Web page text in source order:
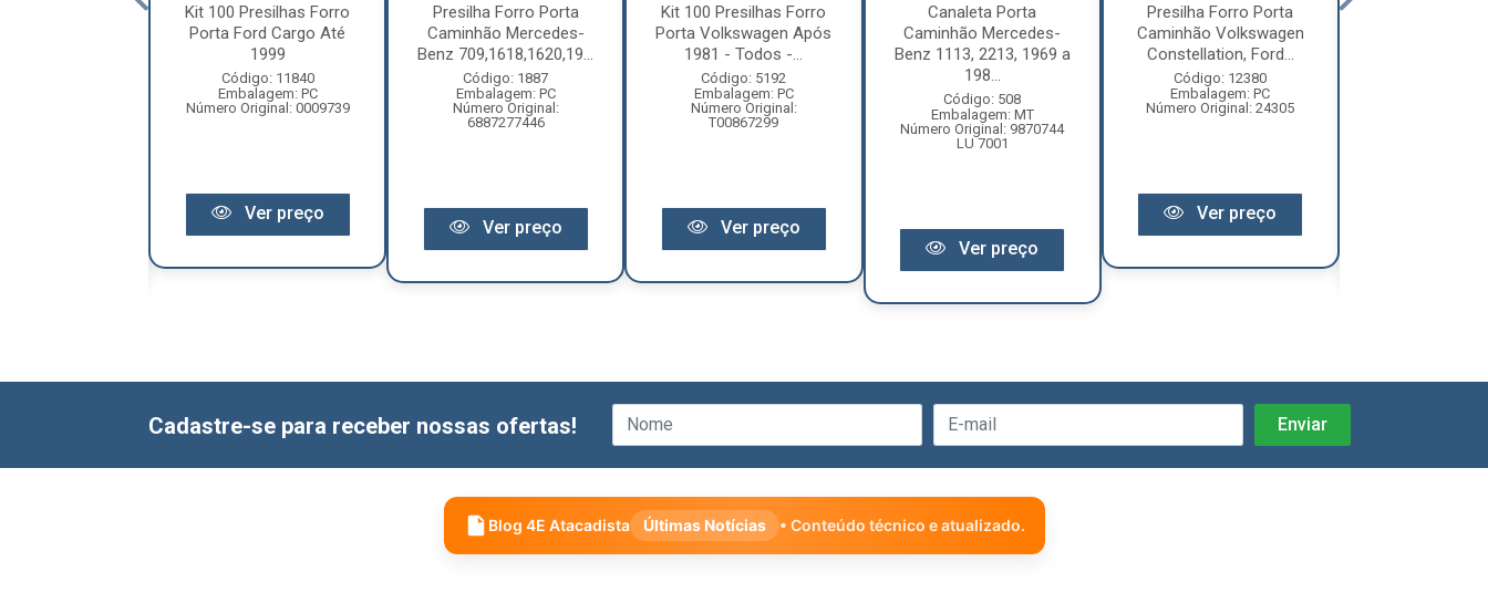
Kit 100 Presilhas Forro
Porta Ford Cargo Até
1999
Código: 11840
Embalagem: PC
Número Original: 0009739
Ver preço
Presilha Forro Porta
Caminhão Mercedes-
Benz 709,1618,1620,19...
Código: 1887
Embalagem: PC
Número Original:
6887277446
Ver preço
Kit 100 Presilhas Forro
Porta Volkswagen Após
1981 - Todos -...
Código: 5192
Embalagem: PC
Número Original:
T00867299
Ver preço
Canaleta Porta
Caminhão Mercedes-
Benz 1113, 2213, 1969 a
198...
Código: 508
Embalagem: MT
Número Original: 9870744
LU 7001
Ver preço
Presilha Forro Porta
Caminhão Volkswagen
Constellation, Ford...
Código: 12380
Embalagem: PC
Número Original: 24305
Ver preço
Cadastre-se para receber nossas ofertas!
Blog 4E Atacadista Últimas Notícias • Conteúdo técnico e atualizado.